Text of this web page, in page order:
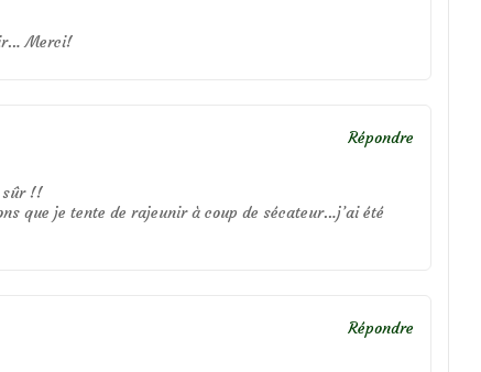
Merci!
sûr !!
que je tente de rajeunir à coup de sécateur…j’ai été
Répondre
Répondre